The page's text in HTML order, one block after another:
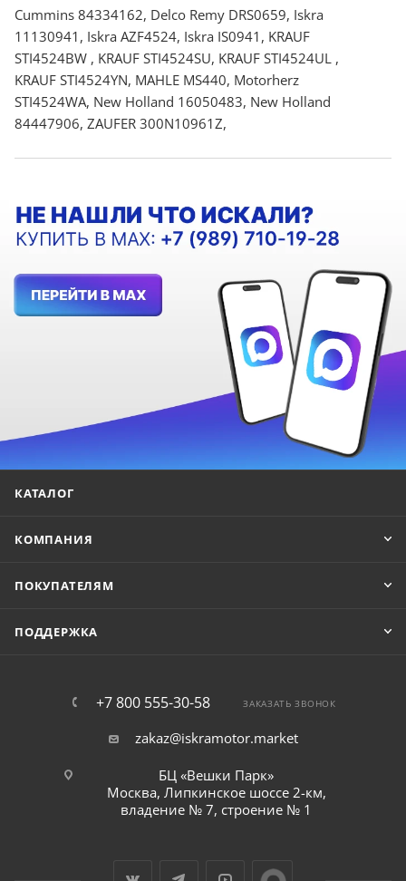
Cummins 84334162, Delco Remy DRS0659, Iskra
11130941, Iskra AZF4524, Iskra IS0941, KRAUF
STI4524BW , KRAUF STI4524SU, KRAUF STI4524UL ,
KRAUF STI4524YN, MAHLE MS440, Motorherz
STI4524WA, New Holland 16050483, New Holland
84447906, ZAUFER 300N10961Z,
КАТАЛОГ
КОМПАНИЯ
ПОКУПАТЕЛЯМ
ПОДДЕРЖКА
+7 800 555-30-58 ЗАКАЗАТЬ ЗВОНОК
zakaz@iskramotor.market
БЦ «Вешки Парк»
Москва, Липкинское шоссе 2-км,
владение № 7, строение № 1